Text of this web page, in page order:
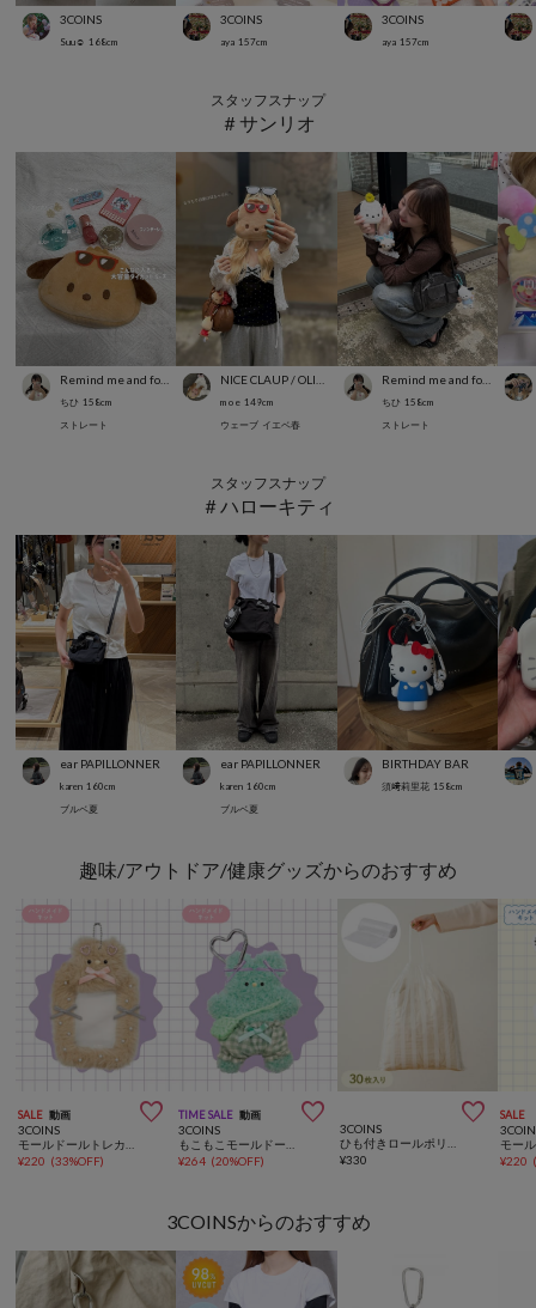
3COINS
Suu☺︎ 168cm
3COINS
aya 157cm
3COINS
aya 157cm
スタッフスナップ
＃サンリオ
ちひ 158cm
ストレート
m o e 149cm
ウェーブ イエベ春
Remind me and forever
ちひ 158cm
ストレート
スタッフスナップ
＃ハローキティ
ear PAPILLONNER
karen 160cm
ブルベ夏
ear PAPILLONNER
karen 160cm
ブルベ夏
BIRTHDAY BAR
須﨑莉里花 158cm
趣味/アウトドア/健康グッズからのおすすめ
SALE 動画 
3COINS
¥220 (33%OFF)
TIME SALE 動画 
3COINS
¥264 (20%OFF)

3COINS
¥330
SALE
モー
¥220
3COINSからのおすすめ